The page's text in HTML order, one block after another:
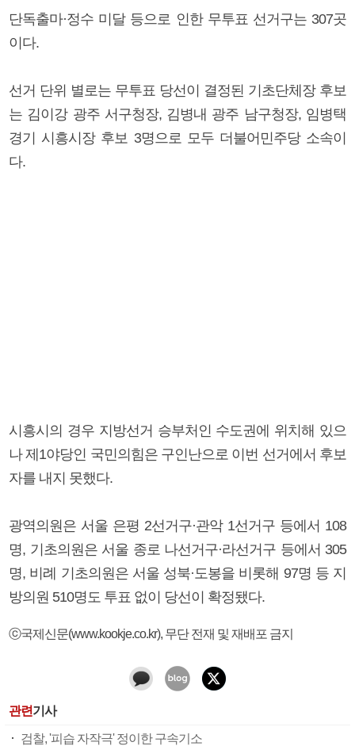
단독출마·정수 미달 등으로 인한 무투표 선거구는 307곳
이다.
선거 단위 별로는 무투표 당선이 결정된 기초단체장 후보
는 김이강 광주 서구청장, 김병내 광주 남구청장, 임병택
경기 시흥시장 후보 3명으로 모두 더불어민주당 소속이
다.
시흥시의 경우 지방선거 승부처인 수도권에 위치해 있으
나 제1야당인 국민의힘은 구인난으로 이번 선거에서 후보
자를 내지 못했다.
광역의원은 서울 은평 2선거구·관악 1선거구 등에서 108
명, 기초의원은 서울 종로 나선거구·라선거구 등에서 305
명, 비례 기초의원은 서울 성북·도봉을 비롯해 97명 등 지
방의원 510명도 투표 없이 당선이 확정됐다.
ⓒ국제신문(www.kookje.co.kr), 무단 전재 및 재배포 금지
관련기사
검찰, '피습 자작극' 정이한 구속기소